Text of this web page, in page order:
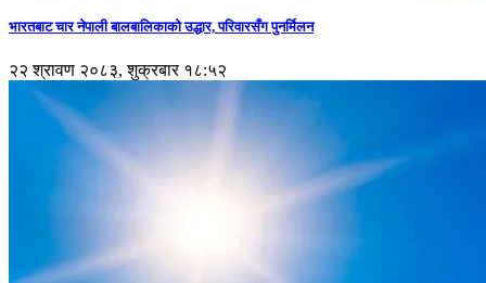
भारतबाट चार नेपाली बालबालिकाको उद्धार, परिवारसँग पुनर्मिलन
२२ श्रावण २०८३, शुक्रबार १८:५२